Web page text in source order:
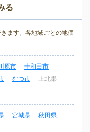
る
ます。各地域ごとの地価
原市
十和田市
むつ市
上北郡
宮城県
秋田県